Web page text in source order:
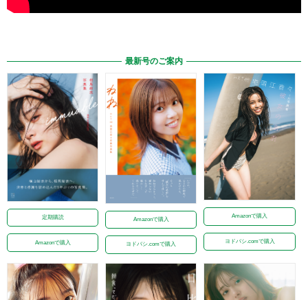
最新号のご案内
定期購読
Amazonで購入
Amazonで購入
ヨドバシ.comで購入
Amazonで購入
ヨドバシ.comで購入